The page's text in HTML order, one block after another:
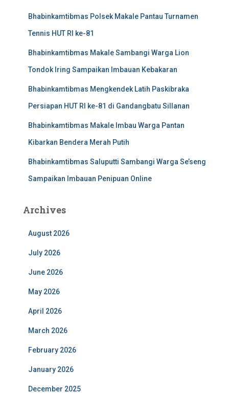
Bhabinkamtibmas Polsek Makale Pantau Turnamen
Tennis HUT RI ke-81
Bhabinkamtibmas Makale Sambangi Warga Lion
Tondok Iring Sampaikan Imbauan Kebakaran
Bhabinkamtibmas Mengkendek Latih Paskibraka
Persiapan HUT RI ke-81 di Gandangbatu Sillanan
Bhabinkamtibmas Makale Imbau Warga Pantan
Kibarkan Bendera Merah Putih
Bhabinkamtibmas Saluputti Sambangi Warga Se’seng
Sampaikan Imbauan Penipuan Online
Archives
August 2026
July 2026
June 2026
May 2026
April 2026
March 2026
February 2026
January 2026
December 2025